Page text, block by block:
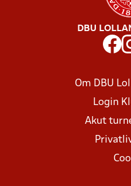
DBU
Om DBU
Login
Akut